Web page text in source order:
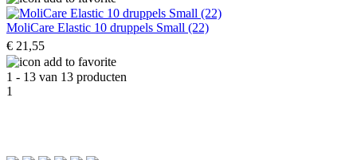
MoliCare Elastic 10 druppels Small (22)
€ 21,55
1 - 13 van 13 producten
1